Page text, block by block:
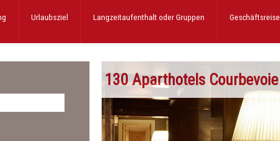
Geschäftsreise
Langzeitaufenthalt oder Gruppen
Urlaubsziel
130 Aparthotels Courbevoie